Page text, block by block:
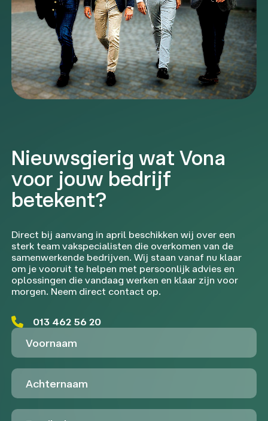
Nieuwsgierig wat Vona
voor jouw bedrijf
betekent?
Direct bij aanvang in april beschikken wij over een
sterk team vakspecialisten die overkomen van de
samenwerkende bedrijven. Wij staan vanaf nu klaar
om je vooruit te helpen met persoonlijk advies en
oplossingen die vandaag werken en klaar zijn voor
morgen. Neem direct contact op.
013 462 56 20
Voornaam
Achternaam
Emailadres